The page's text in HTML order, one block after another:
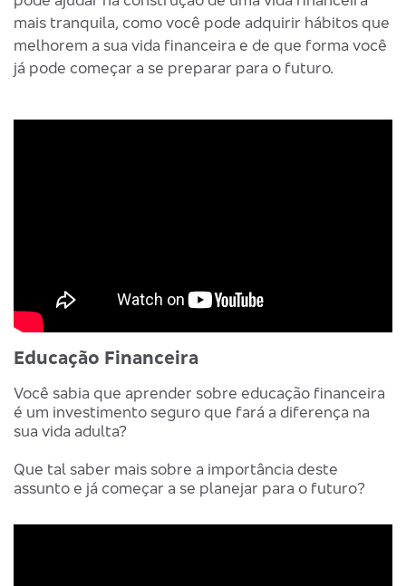
mais tranquila, como você pode adquirir hábitos que
melhorem a sua vida financeira e de que forma você
já pode começar a se preparar para o futuro.
Educação Financeira
Você sabia que aprender sobre educação financeira
é um investimento seguro que fará a diferença na
sua vida adulta?
Que tal saber mais sobre a importância deste
assunto e já começar a se planejar para o futuro?